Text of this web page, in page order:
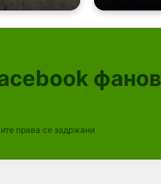
права се задржани